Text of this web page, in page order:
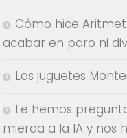
Cómo hice
acabar en paro ni
Los juguetes
Le hemos
mierda a la IA y nos